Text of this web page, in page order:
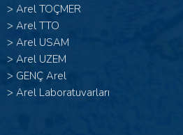
> Arel TOÇMER
> Arel TTO
> Arel USAM
> Arel UZEM
> GENÇ Arel
> Arel Laboratuvarları